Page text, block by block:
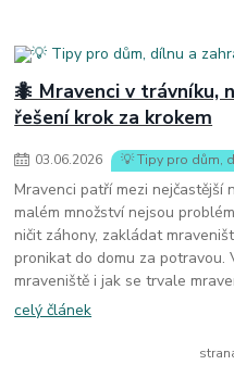
🐜 Mravenci v trávníku,
řešení krok za krokem
03.06.2026 💡 Tipy pro dům,
Mravenci patří mezi nejčastější
malém množství nejsou
ničit záhony, zakládat
pronikat do domu za potravou.
mraveniště i jak se trvale
celý článek